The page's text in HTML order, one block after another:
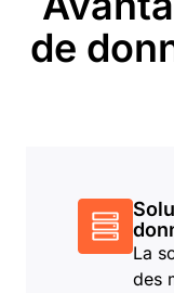
de
La
des